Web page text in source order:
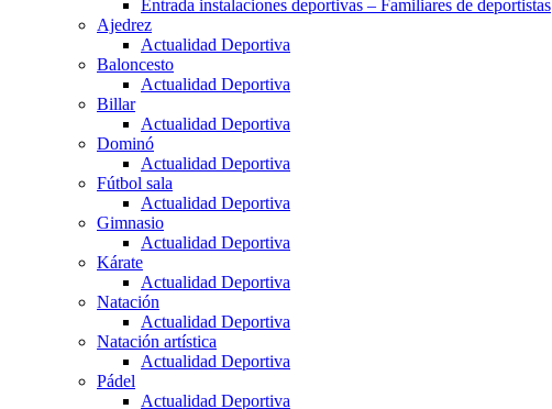
Entrada instalaciones deportivas – Familiares de deportistas
Ajedrez
Actualidad Deportiva
Baloncesto
Actualidad Deportiva
Billar
Actualidad Deportiva
Dominó
Actualidad Deportiva
Fútbol sala
Actualidad Deportiva
Gimnasio
Actualidad Deportiva
Kárate
Actualidad Deportiva
Natación
Actualidad Deportiva
Natación artística
Actualidad Deportiva
Pádel
Actualidad Deportiva